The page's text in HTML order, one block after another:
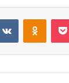
VKontakte